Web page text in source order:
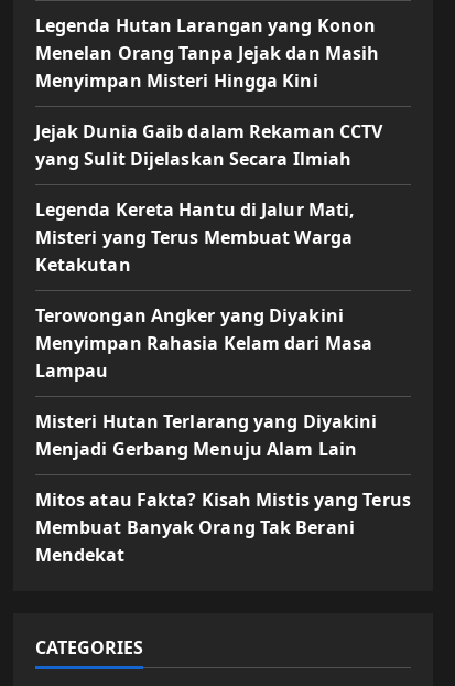
Legenda Hutan Larangan yang Konon
Menelan Orang Tanpa Jejak dan Masih
Menyimpan Misteri Hingga Kini
Jejak Dunia Gaib dalam Rekaman CCTV
yang Sulit Dijelaskan Secara Ilmiah
Legenda Kereta Hantu di Jalur Mati,
Misteri yang Terus Membuat Warga
Ketakutan
Terowongan Angker yang Diyakini
Menyimpan Rahasia Kelam dari Masa
Lampau
Misteri Hutan Terlarang yang Diyakini
Menjadi Gerbang Menuju Alam Lain
Mitos atau Fakta? Kisah Mistis yang Terus
Membuat Banyak Orang Tak Berani
Mendekat
CATEGORIES